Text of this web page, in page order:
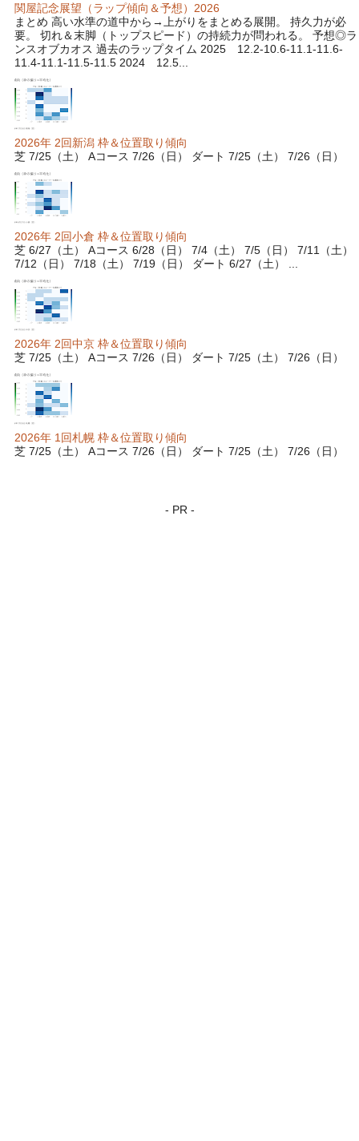
関屋記念展望（ラップ傾向＆予想）2026
まとめ 高い水準の道中から→上がりをまとめる展開。 持久力が必
要。 切れ＆末脚（トップスピード）の持続力が問われる。 予想◎ラ
ンスオブカオス 過去のラップタイム 2025 12.2-10.6-11.1-11.6-
11.4-11.1-11.5-11.5 2024 12.5...
2026年 2回新潟 枠＆位置取り傾向
芝 7/25（土） Aコース 7/26（日） ダート 7/25（土） 7/26（日）
2026年 2回小倉 枠＆位置取り傾向
芝 6/27（土） Aコース 6/28（日） 7/4（土） 7/5（日） 7/11（土）
7/12（日） 7/18（土） 7/19（日） ダート 6/27（土） ...
2026年 2回中京 枠＆位置取り傾向
芝 7/25（土） Aコース 7/26（日） ダート 7/25（土） 7/26（日）
2026年 1回札幌 枠＆位置取り傾向
芝 7/25（土） Aコース 7/26（日） ダート 7/25（土） 7/26（日）
- PR -